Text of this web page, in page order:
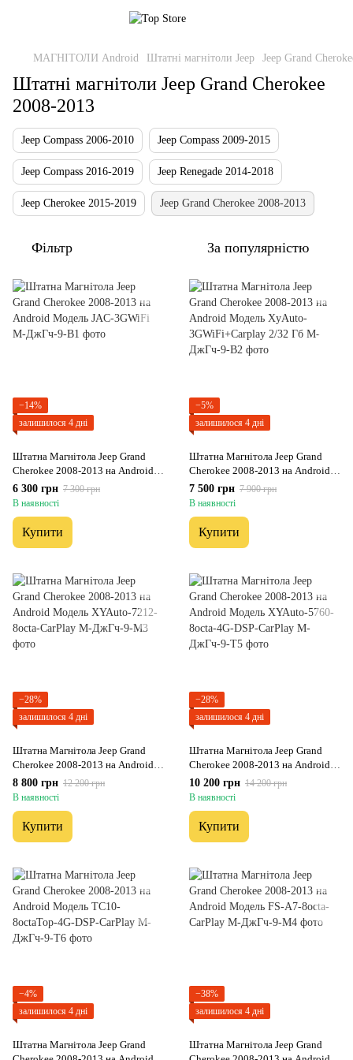
МАГНІТОЛИ Android Штатні магнітоли Jeep Jeep Grand
Штатні магнітоли Jeep Grand Cherokee
2008-2013
Jeep Compass 2006-2010 Jeep Compass 2009-2015
Jeep Compass 2016-2019 Jeep Renegade 2014-2018
Jeep Cherokee 2015-2019 Jeep Grand Cherokee 2008-2013
Фільтр За популярністю
−14%
залишилося 4 дні
Штатна Магнітола Jeep Grand
Cherokee 2008-2013 на Android
Модель JAC-3GWiFi
6 300 грн 7 300 грн
В наявності
Купити
−5%
залишилося 4 дні
Штатна Магнітола Jeep Grand
Cherokee 2008-2013 на Android
Модель XyAuto-3GWiFi+Carplay
2/32 Гб
7 500 грн 7 900 грн
В наявності
Купити
−28%
залишилося 4 дні
Штатна Магнітола Jeep Grand
Cherokee 2008-2013 на Android
Модель XYAuto-7212-8octa-
CarPlay
8 800 грн 12 200 грн
В наявності
Купити
−28%
залишилося 4 дні
Штатна Магнітола Jeep Grand
Cherokee 2008-2013 на Android
Модель XYAuto-5760-8octa-4G-
DSP-CarPlay
10 200 грн 14 200 грн
В наявності
Купити
−4%
залишилося 4 дні
Штатна Магнітола Jeep Grand
−38%
залишилося 4 дні
Штатна Магнітола Jeep Grand